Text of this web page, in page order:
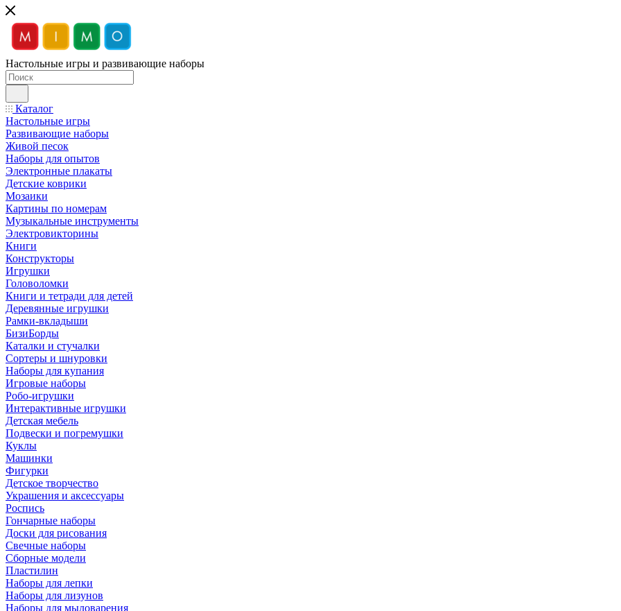
Настольные игры и развивающие наборы
Каталог
Настольные игры
Развивающие наборы
Живой песок
Наборы для опытов
Электронные плакаты
Детские коврики
Мозаики
Картины по номерам
Музыкальные инструменты
Электровикторины
Книги
Конструкторы
Игрушки
Головоломки
Книги и тетради для детей
Деревянные игрушки
Рамки-вкладыши
БизиБорды
Каталки и стучалки
Сортеры и шнуровки
Наборы для купания
Игровые наборы
Робо-игрушки
Интерактивные игрушки
Детская мебель
Подвески и погремушки
Куклы
Машинки
Фигурки
Детское творчество
Украшения и аксессуары
Роспись
Гончарные наборы
Доски для рисования
Свечные наборы
Сборные модели
Пластилин
Наборы для лепки
Наборы для лизунов
Наборы для мыловарения